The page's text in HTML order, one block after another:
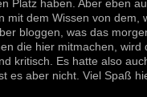
Platz haben. Aber eben
mit dem Wissen von dem,
bloggen, was das
die hier mitmachen, wird
kritisch. Es hatte also
es aber nicht. Viel Spaß